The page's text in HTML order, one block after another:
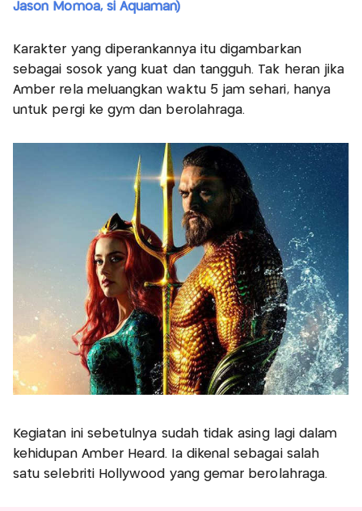
Jason Momoa, si Aquaman)
Karakter yang diperankannya itu digambarkan
sebagai sosok yang kuat dan tangguh. Tak heran jika
Amber rela meluangkan waktu 5 jam sehari, hanya
untuk pergi ke gym dan berolahraga.
Kegiatan ini sebetulnya sudah tidak asing lagi dalam
kehidupan Amber Heard. Ia dikenal sebagai salah
satu selebriti Hollywood yang gemar berolahraga.